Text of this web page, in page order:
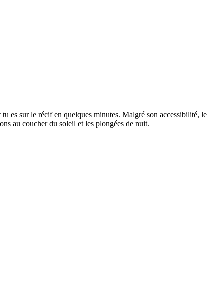
es sur le récif en quelques minutes. Malgré son accessibilité, le
au coucher du soleil et les plongées de nuit.